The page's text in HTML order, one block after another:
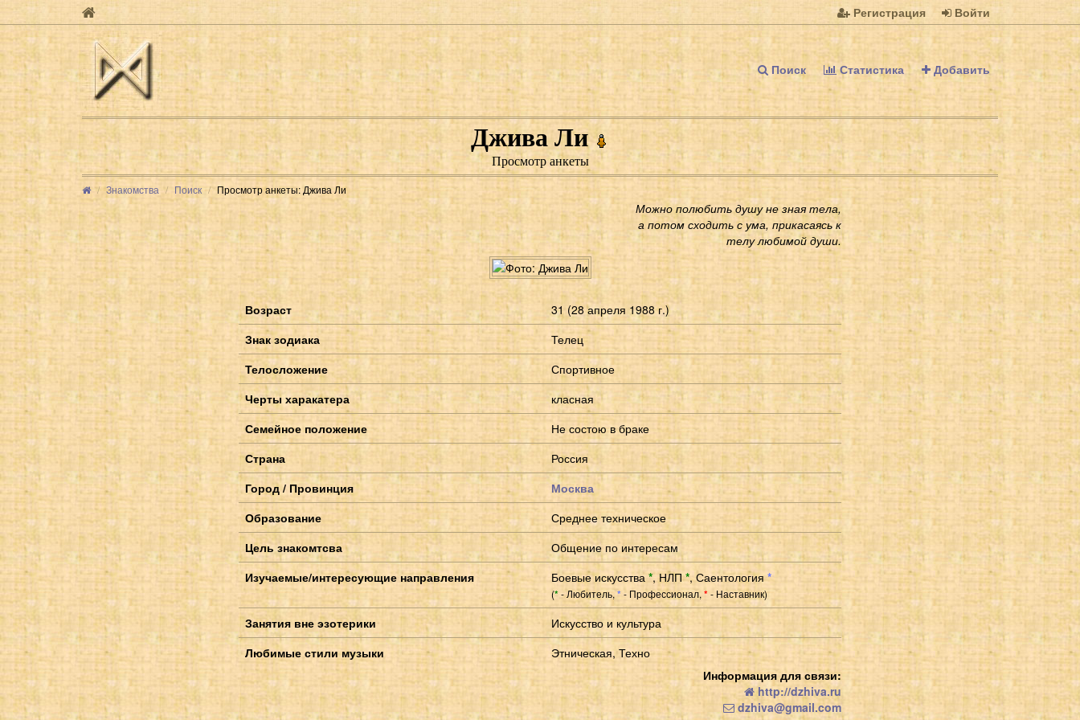
Регистрация Войти
Поиск Статистика Добавить
Джива Ли
Просмотр анкеты
Знакомства Поиск Просмотр анкеты: Джива Ли
Можно полюбить душу не зная тела,
а потом сходить с ума, прикасаясь к
телу любимой души.
Возраст
31 (28 апреля 1988 г.)
Знак зодиака
Телец
Телосложение
Спортивное
Черты харакатера
класная
Семейное положение
Не состою в браке
Страна
Россия
Город / Провинция
Москва
Образование
Среднее техническое
Цель знакомтсва
Общение по интересам
Изучаемые/интересующие направления
Боевые искусства *, НЛП*,Саентология*
(*- Любитель,* - Профессионал, *- Наставник)
Занятия вне эзотерики
Искусство и культура
Любимые стили музыки
Этническая, Техно
Информация для связи:
http://dzhiva.ru
dzhiva@gmail.com